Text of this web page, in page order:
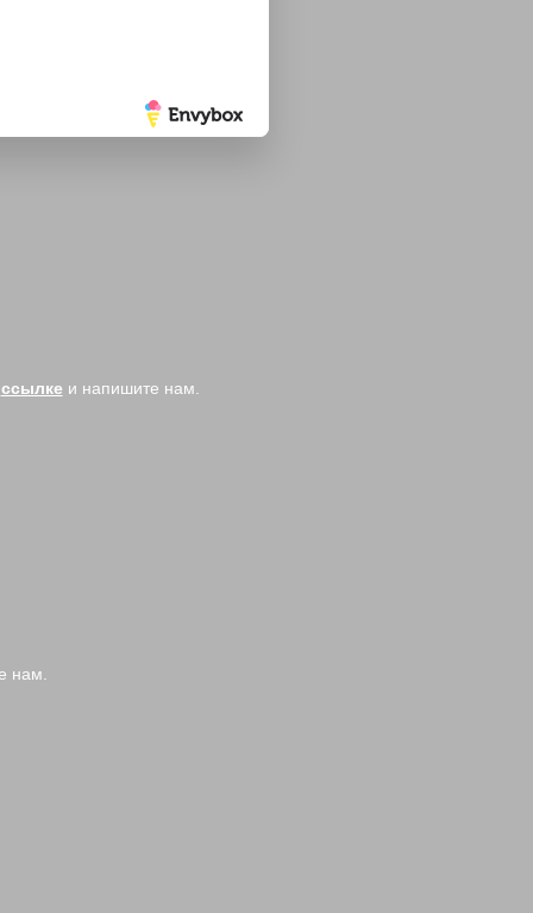
ссылке и напишите нам.
нам.